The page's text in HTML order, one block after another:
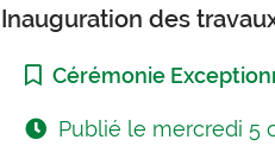
Inauguration des
Catégorie :
Cérémonie
Publié le mercredi 5